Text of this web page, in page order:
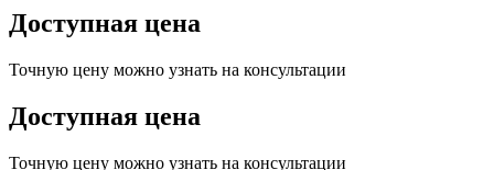
Доступная цена
Точную цену можно узнать на консультации
Доступная цена
Точную цену можно узнать на консультации